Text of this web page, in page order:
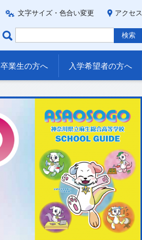
文字サイズ・色合い変更 アクセス
卒業生の方へ 入学希望者の方へ